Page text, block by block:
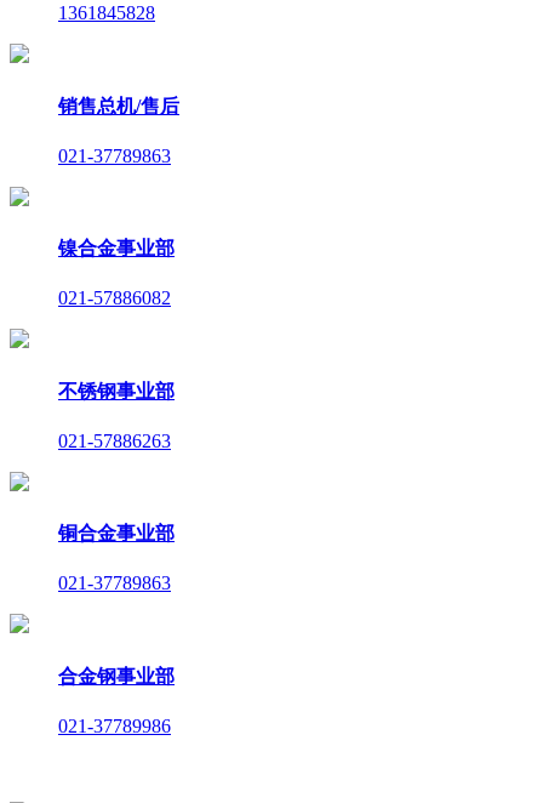
1361845828
销售总机/售后
021-37789863
镍合金事业部
021-57886082
不锈钢事业部
021-57886263
铜合金事业部
021-37789863
合金钢事业部
021-37789986